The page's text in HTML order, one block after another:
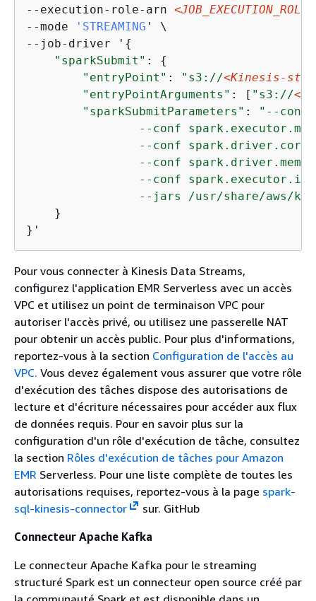
--execution-role-arn <JOB_EXECUTION_ROLE>
--mode
'STREAMING ' \
--job-driver ' {
"sparkSubmit" : {
"entryPoint" : "s3://<Kinesis-
"entryPointArguments" : [ "s3://
"sparkSubmitParameters" :
"--conf
--conf
--conf
--conf
--conf
--jars /usr/share/aws/
    }
}'
Pour vous connecter à Kinesis Data Streams,
configurez l'application EMR Serverless avec un accès
VPC et utilisez un point de terminaison VPC pour
autoriser l'accès privé, ou utilisez une passerelle NAT
pour obtenir un accès public. Pour plus d'informations,
reportez-vous à la section Configuration de l'accès au
VPC. Vous devez également vous assurer que votre rôle
d'exécution des tâches dispose des autorisations de
lecture et d'écriture nécessaires pour accéder aux flux
de données requis. Pour en savoir plus sur la
configuration d'un rôle d'exécution de tâche, consultez
la section Rôles d'exécution de tâches pour Amazon
EMR Serverless. Pour une liste complète de toutes les
autorisations requises, reportez-vous à la page spark-
sql-kinesis-connector
sur. GitHub
Connecteur Apache Kafka
Le connecteur Apache Kafka pour le streaming
structuré Spark est un connecteur open source créé par